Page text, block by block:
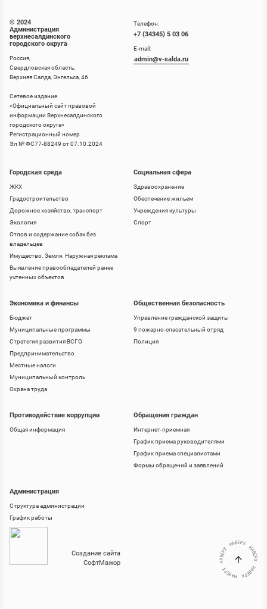
© 2024
Администрация
верхнесалдинского
городского округа
Россия,
Свердловская область,
Верхняя Салда, Энгельса, 46
Сетевое издание
«Официальный сайт правовой
информации Верхнесалдинского
городского округа»
Регистрационный номер
Эл № ФС77-88249 от 07.10.2024
Городская среда
ЖКХ
Градостроительство
Дорожное хозяйство, транспорт
Экология
Отлов и содержание собак без
владельцев
Имущество. Земля. Наружная реклама
Выявление правообладателей ранее
учтенных объектов
Социальная сфера
Здравоохранение
Обеспечение жильем
Учреждения культуры
Спорт
Телефон:
+7 (34345) 5 03 06
E-mail:
admin@v-salda.ru
Экономика и финансы
Бюджет
Муниципальные программы
Стратегия развития ВСГО
Предпринимательство
Местные налоги
Муниципальный контроль
Охрана труда
Общественная безопасность
Управление гражданской защиты
9 пожарно-спасательный отряд
Полиция
Противодействие коррупции
Общая информация
Обращения граждан
Интернет-приемная
График приема руководителями
График приема специалистами
Формы обращений и заявлений
Администрация
Структура администрации
График работы
Создание сайта
СофтМажор